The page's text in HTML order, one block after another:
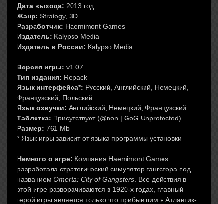
Дата выхода: 2013 год
Жанр: Strategy, 3D
Разработчик: Haemimont Games
Издатель: Kalypso Media
Издатель в России: Kalypso Media
Версия игры: v1.07
Тип издания: Repack
Язык интерфейса*: Русский, Английский, Немецкий,
Французский, Польский
Язык озвучки: Английский, Немецкий, Французский
Таблетка: Присутствует (@non | GoG Unprotected)
Размер: 761 Mb
* Язык игры зависит от языка программы установки
Немного о игре: Компания Haemimont Games
разработала стратегический симулятор гангстера под
названием Omerta: City of Gangsters . Все действия в
этой игре разворачиваются в 1920-х годах, главный
герой игры является только что прибывшим в Атлантик-